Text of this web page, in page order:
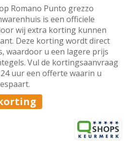
Romano Punto grezzo
is een officiele
wij extra korting kunnen
Deze korting wordt direct
waardoor u een lagere prijs
Vul de kortingsaanvraag
uur een offerte waarin u